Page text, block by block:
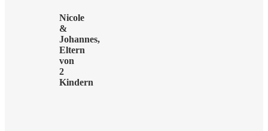
Nicole
&
Johannes,
Eltern
von
2
Kindern